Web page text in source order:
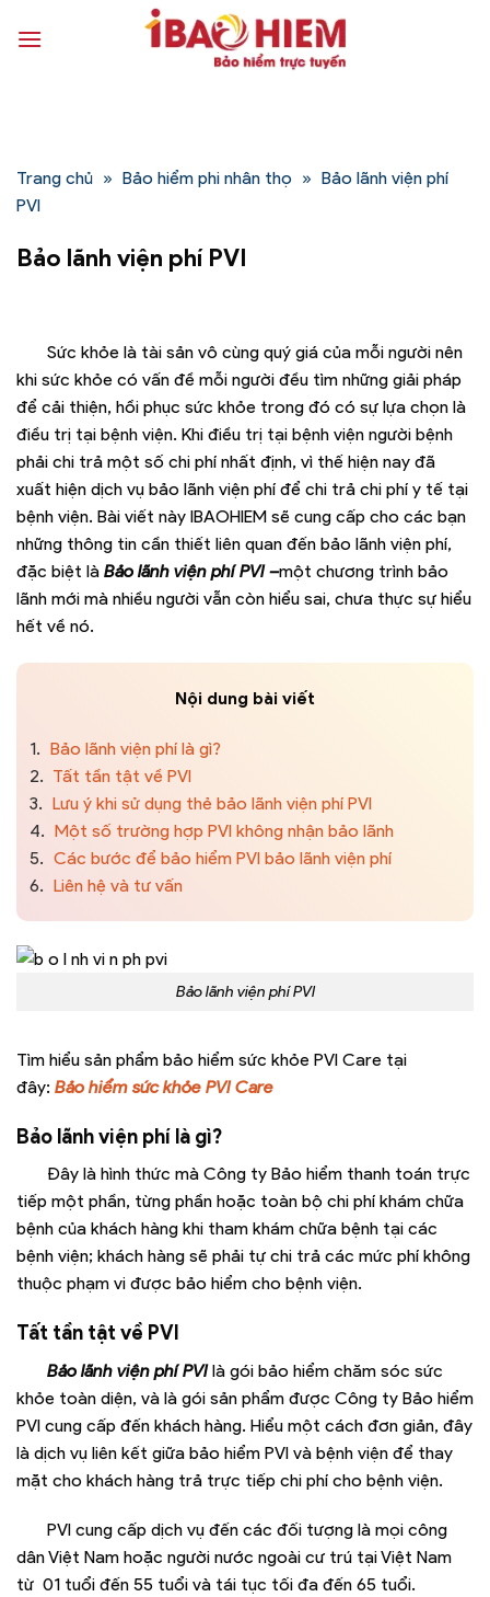
qua
Trang chủ » Bảo hiểm phi nhân thọ » Bảo lãnh viện phí
PVI
Bảo lãnh viện phí PVI
Sức khỏe là tài sản vô cùng quý giá của mỗi người nên
khi sức khỏe có vấn đề mỗi người đều tìm những giải pháp
để cải thiện, hồi phục sức khỏe trong đó có sự lựa chọn là
điều trị tại bệnh viện. Khi điều trị tại bệnh viện người bệnh
phải chi trả một số chi phí nhất định, vì thế hiện nay đã
xuất hiện dịch vụ bảo lãnh viện phí để chi trả chi phí y tế tại
bệnh viện. Bài viết này IBAOHIEM sẽ cung cấp cho các bạn
những thông tin cần thiết liên quan đến bảo lãnh viện phí,
đặc biệt là Bảo lãnh viện phí PVI –một chương trình bảo
lãnh mới mà nhiều người vẫn còn hiểu sai, chưa thực sự hiểu
hết về nó.
Nội dung bài viết
1. Bảo lãnh viện phí là gì?
2. Tất tần tật về PVI
3. Lưu ý khi sử dụng thẻ bảo lãnh viện phí PVI
4. Một số trường hợp PVI không nhận bảo lãnh
5. Các bước để bảo hiểm PVI bảo lãnh viện phí
6. Liên hệ và tư vấn
Bảo lãnh viện phí PVI
Tìm hiểu sản phẩm bảo hiểm sức khỏe PVI Care tại
đây: Bảo hiểm sức khỏe PVI Care
Bảo lãnh viện phí là gì?
Đây là hình thức mà Công ty Bảo hiểm thanh toán trực
tiếp một phần, từng phần hoặc toàn bộ chi phí khám chữa
bệnh của khách hàng khi tham khám chữa bệnh tại các
bệnh viện; khách hàng sẽ phải tự chi trả các mức phí không
thuộc phạm vi được bảo hiểm cho bệnh viện.
Tất tần tật về PVI
Bảo lãnh viện phí PVIlà gói bảo hiểm chăm sóc sức
khỏe toàn diện, và là gói sản phẩm được Công ty Bảo hiểm
PVI cung cấp đến khách hàng. Hiểu một cách đơn giản, đây
là dịch vụ liên kết giữa bảo hiểm PVI và bệnh viện để thay
mặt cho khách hàng trả trực tiếp chi phí cho bệnh viện.
PVI cung cấp dịch vụ đến các đối tượng là mọi công
dân Việt Nam hoặc người nước ngoài cư trú tại Việt Nam
từ 01 tuổi đến 55 tuổi và tái tục tối đa đến 65 tuổi.